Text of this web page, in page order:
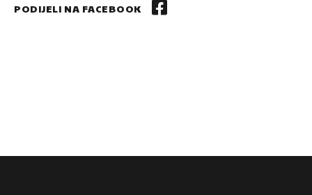
PODIJELI NA FACEBOOK